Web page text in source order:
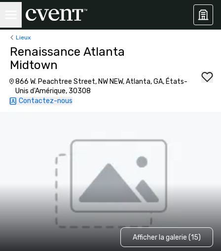
Lieux
Renaissance Atlanta
Midtown
866 W. Peachtree Street, NW NEW, Atlanta, GA, États-
Unis d'Amérique, 30308
Contactez-nous
Afficher la galerie (15)